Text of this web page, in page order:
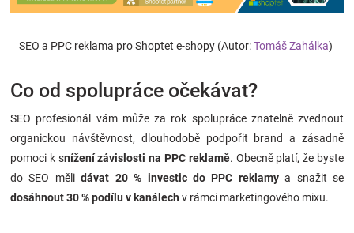
SEO a PPC reklama pro Shoptet e-shopy (Autor:Tomáš Zahálka)
Co od spolupráce očekávat?
SEO profesionál vám může za rok spolupráce znatelně zvednout
organickou návštěvnost, dlouhodobě podpořit brand a zásadně
pomoci k snížení závislosti na PPC reklamě. Obecně platí, že byste
do SEO mělidávat 20 % investic do PPC reklamya snažit se
dosáhnout 30 % podílu v kanálechv rámci marketingového mixu.